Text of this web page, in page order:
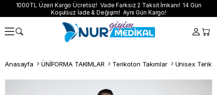
1000TL Üzeri Kargo Ücretsiz! Vade Farksız 2 Taksit İmkanı! 14 Gün
Koşulsuz İade & Değişim! Aynı Gün Kargo!
Anasayfa ÜNİFORMA TAKIMLAR Terikoton Takımlar